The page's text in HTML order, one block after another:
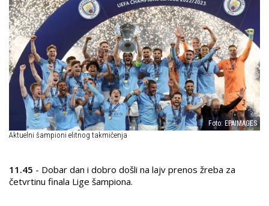
Foto: EPAIMAGES
Aktuelni šampioni elitnog takmičenja
11.45 - Dobar dan i dobro došli na lajv prenos žreba za
četvrtinu finala Lige šampiona.